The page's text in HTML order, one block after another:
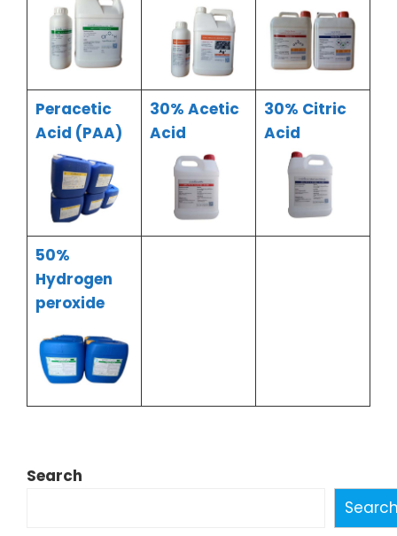
Peracetic
Acid (PAA)
30% Acetic
Acid
30% Citric
Acid
50%
Hydrogen
peroxide
Search